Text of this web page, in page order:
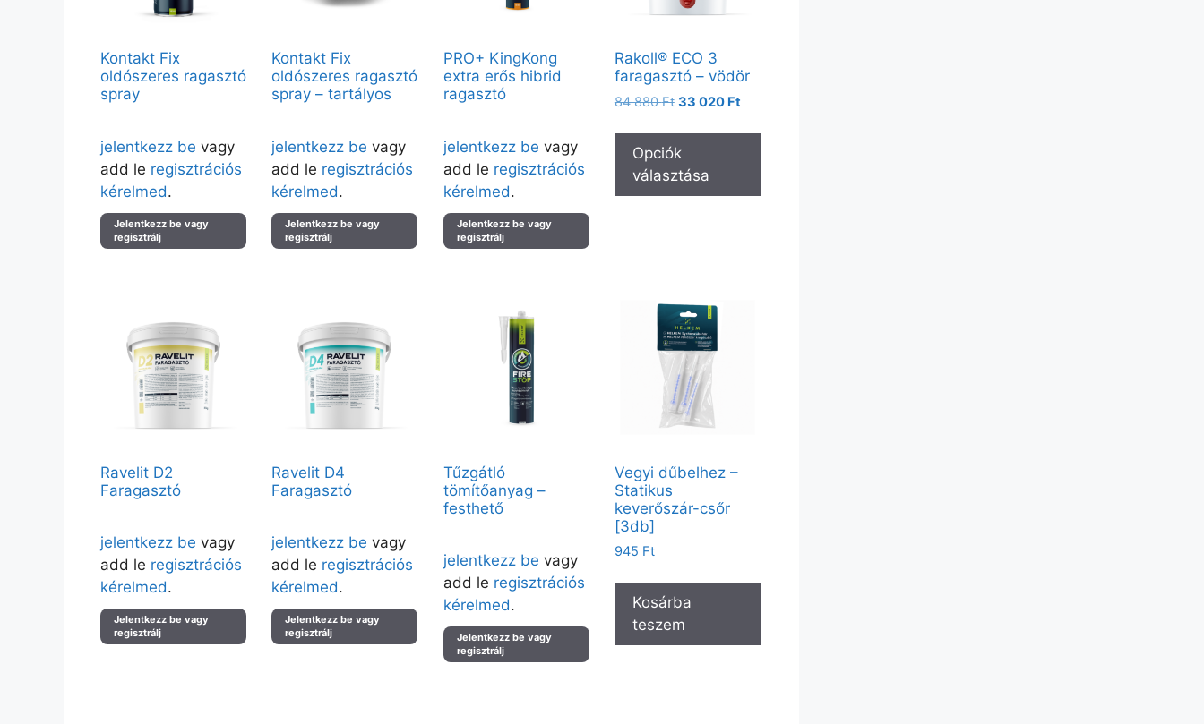
Kontakt Fix
oldószeres ragasztó
spray
jelentkezz be vagy
add le regisztrációs
kérelmed.
Jelentkezz be vagy
regisztrálj
Kontakt Fix
oldószeres ragasztó
spray – tartályos
jelentkezz be vagy
add le regisztrációs
kérelmed.
Jelentkezz be vagy
regisztrálj
PRO+ KingKong
extra erős hibrid
ragasztó
jelentkezz be vagy
add le regisztrációs
kérelmed.
Jelentkezz be vagy
regisztrálj
Rakoll® ECO 3
faragasztó – vödör
84 880Ft 33 020 Ft
Opciók
választása
Ravelit D2
Faragasztó
jelentkezz be vagy
add le regisztrációs
kérelmed.
Jelentkezz be vagy
regisztrálj
Ravelit D4
Faragasztó
jelentkezz be vagy
add le regisztrációs
kérelmed.
Jelentkezz be vagy
regisztrálj
Tűzgátló
tömítőanyag –
festhető
jelentkezz be vagy
add le regisztrációs
kérelmed.
Jelentkezz be vagy
regisztrálj
Vegyi dűbelhez –
Statikus
keverőszár-csőr
[3db]
945 Ft
Kosárba
teszem